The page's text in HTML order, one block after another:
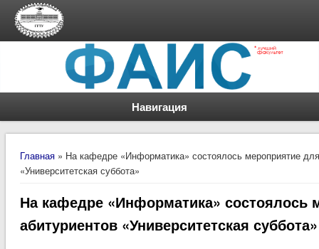
Навигация
Вы здесь
Главная» На кафедре «Информатика» состоялось мероприятие
«Университетская суббота»
На кафедре «Информатика» состоялось
абитуриентов «Университетская суббота»